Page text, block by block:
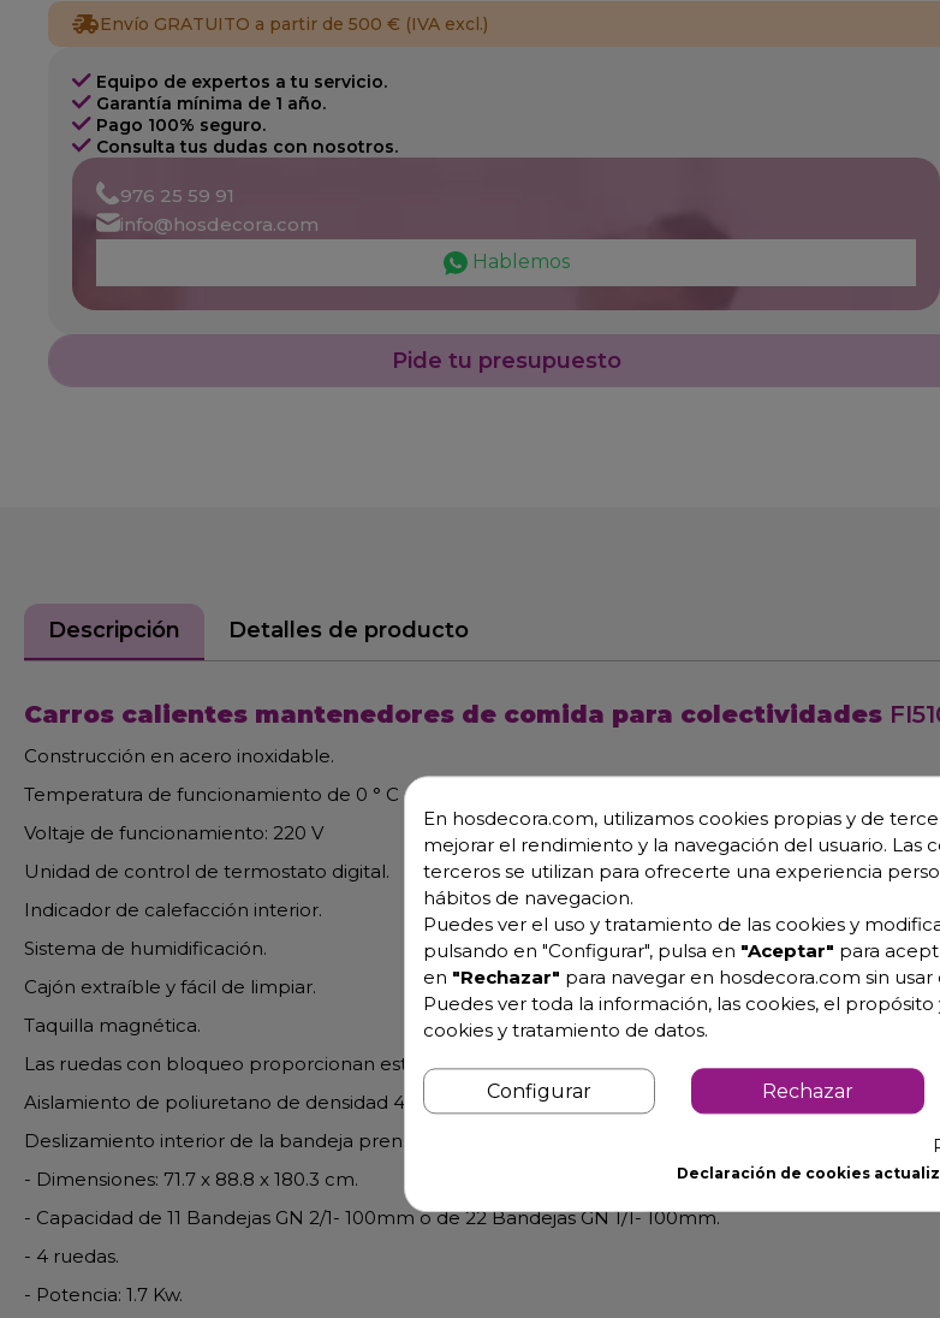
Envío GRATUITO a partir de 500 € (IVA excl.)
Equipo de expertos a tu servicio.
Garantía mínima de 1 año.
Pago 100% seguro.
Consulta tus dudas con nosotros.
976 25 59 91
info@hosdecora.com
Hablemos
Pide tu presupuesto
Descripción Detalles de producto
Carros calientes mantenedores de comida para colectividades
Construcción en acero inoxidable.
Temperatura de funcionamiento de 0 ° C a 70 ° C.
Voltaje de funcionamiento: 220 V
Unidad de control de termostato digital.
Indicador de calefacción interior.
Sistema de humidificación.
Cajón extraíble y fácil de limpiar.
Taquilla magnética.
Las ruedas con bloqueo proporcionan estabilización.
Aislamiento de poliuretano de densidad 40 kg / m3.
Deslizamiento interior de la bandeja prensada.
- Dimensiones: 71.7 x 88.8 x 180.3 cm.
- Capacidad de 11 Bandejas GN 2/1- 100mm o de 22 Bandejas GN 1/1- 100mm.
- 4 ruedas.
- Potencia: 1.7 Kw.
En hosdecora.com, utilizamos cookies propias y de
mejorar el rendimiento y la navegación del usuario. Las
terceros se utilizan para ofrecerte una experiencia
hábitos de navegacion.
Puedes ver el uso y tratamiento de las cookies y
pulsando en "Configurar", pulsa en "Aceptar" para
en "Rechazar" para navegar en hosdecora.com sin usar
Puedes ver toda la información, las cookies, el
cookies y tratamiento de datos.
Configurar Rechazar
Declaración de cookies